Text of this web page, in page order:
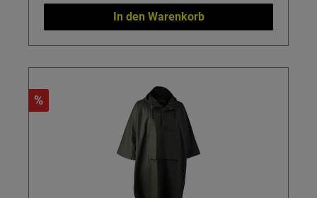
In den Warenkorb
%